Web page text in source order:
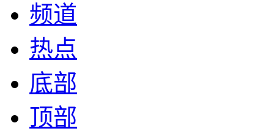
频道
热点
底部
顶部